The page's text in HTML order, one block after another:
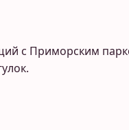
с Приморским